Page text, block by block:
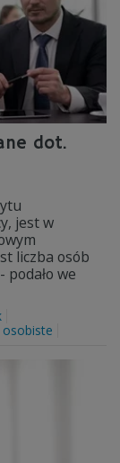
dot.
jest w
liczba osób
we